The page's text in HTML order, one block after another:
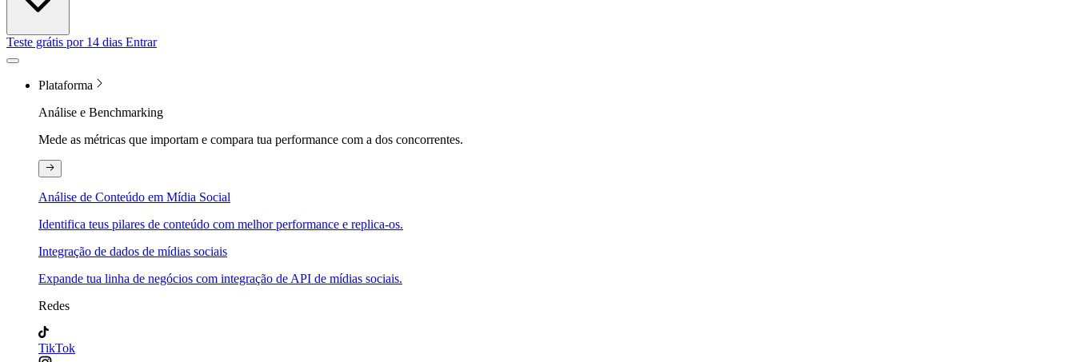
Teste grátis por 14 dias Entrar
Plataforma
Análise e Benchmarking
Mede as métricas que importam e compara tua performance com a dos concorrentes.
Análise de Conteúdo em Mídia Social
Identifica teus pilares de conteúdo com melhor performance e replica-os.
Integração de dados de mídias sociais
Expande tua linha de negócios com integração de API de mídias sociais.
Redes
TikTok